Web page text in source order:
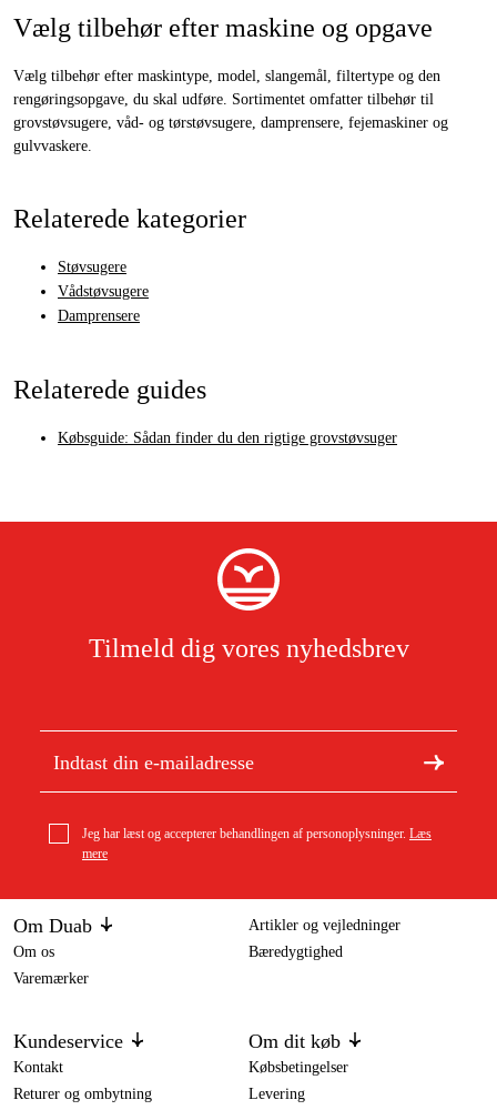
Vælg tilbehør efter maskine og opgave
Vælg tilbehør efter maskintype, model, slangemål, filtertype og den
rengøringsopgave, du skal udføre. Sortimentet omfatter tilbehør til
grovstøvsugere, våd- og tørstøvsugere, damprensere, fejemaskiner og
gulvvaskere.
Relaterede kategorier
Støvsugere
Vådstøvsugere
Damprensere
Relaterede guides
Købsguide: Sådan finder du den rigtige grovstøvsuger
Tilmeld dig vores nyhedsbrev
Jeg har læst og accepterer behandlingen af personoplysninger. Læs
mere
Om Duab
Om os
Varemærker
Artikler og vejledninger
Bæredygtighed
Kundeservice
Kontakt
Returer og ombytning
Om dit køb
Købsbetingelser
Levering